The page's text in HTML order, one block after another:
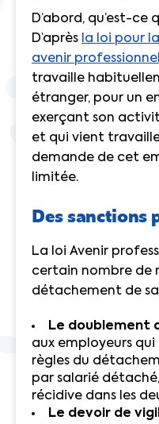
D’abord, qu’est-ce
D’après la loi pour
avenir professionnel
travaille
étranger, pour un
exerçant son
et qui vient
demande de cet
limitée.
Des sanctions
La loi Avenir
certain nombre de
détachement de
Le doublement
aux employeurs
règles du
par salarié
récidive dans les
Le devoir de